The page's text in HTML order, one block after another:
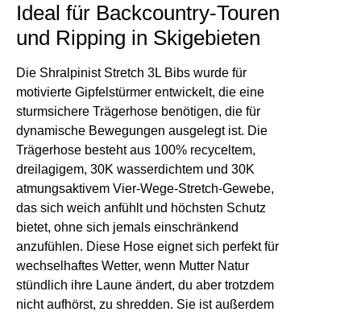
Ideal für Backcountry-Touren
und Ripping in Skigebieten
Die Shralpinist Stretch 3L Bibs wurde für
motivierte Gipfelstürmer entwickelt, die eine
sturmsichere Trägerhose benötigen, die für
dynamische Bewegungen ausgelegt ist. Die
Trägerhose besteht aus 100% recyceltem,
dreilagigem, 30K wasserdichtem und 30K
atmungsaktivem Vier-Wege-Stretch-Gewebe,
das sich weich anfühlt und höchsten Schutz
bietet, ohne sich jemals einschränkend
anzufühlen. Diese Hose eignet sich perfekt für
wechselhaftes Wetter, wenn Mutter Natur
stündlich ihre Laune ändert, du aber trotzdem
nicht aufhörst, zu shredden. Sie ist außerdem